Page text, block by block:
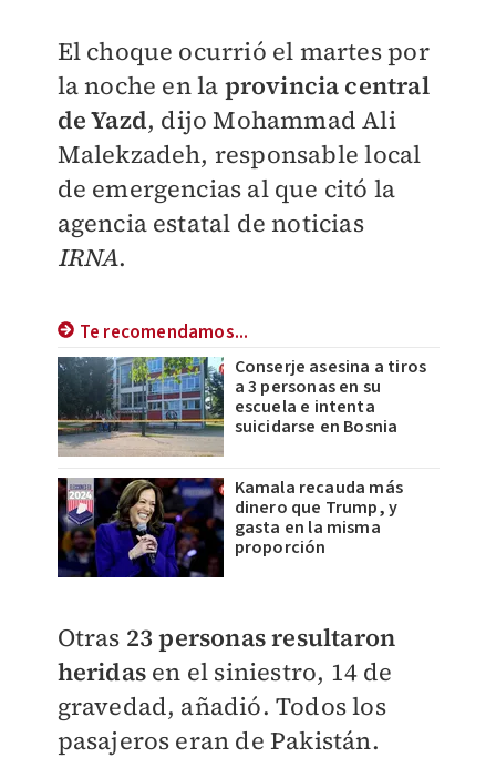
El choque ocurrió el martes por
la noche en la provincia central
de Yazd, dijo Mohammad Ali
Malekzadeh, responsable local
de emergencias al que citó la
agencia estatal de noticias
IRNA.
Te recomendamos...
Conserje asesina a tiros
a 3 personas en su
escuela e intenta
suicidarse en Bosnia
Kamala recauda más
dinero que Trump, y
gasta en la misma
proporción
Otras 23 personas resultaron
heridas en el siniestro, 14 de
gravedad, añadió. Todos los
pasajeros eran de Pakistán.